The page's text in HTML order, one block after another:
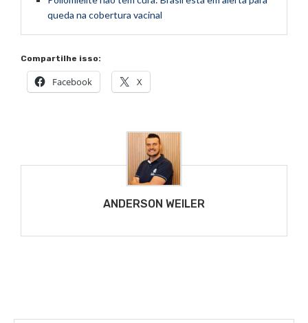
queda na cobertura vacinal
Compartilhe isso:
Facebook X
ANDERSON WEILER